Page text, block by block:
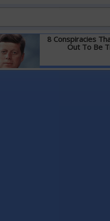
8 Conspiracies
Out To Be